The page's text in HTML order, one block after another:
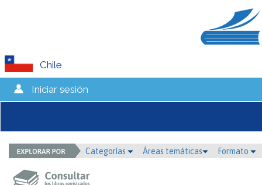
Chile
Iniciar sesión
Categorías Áreas temáticas Formato